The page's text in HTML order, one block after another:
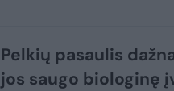
Pelkių pasaulis
jos saugo biologinę